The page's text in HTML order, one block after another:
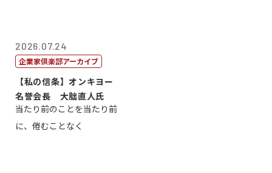
2026.07.24
企業家倶楽部アーカイブ
【私の信条】オンキヨー
名誉会長 大朏直人氏
当たり前のことを当たり前
に、倦むことなく